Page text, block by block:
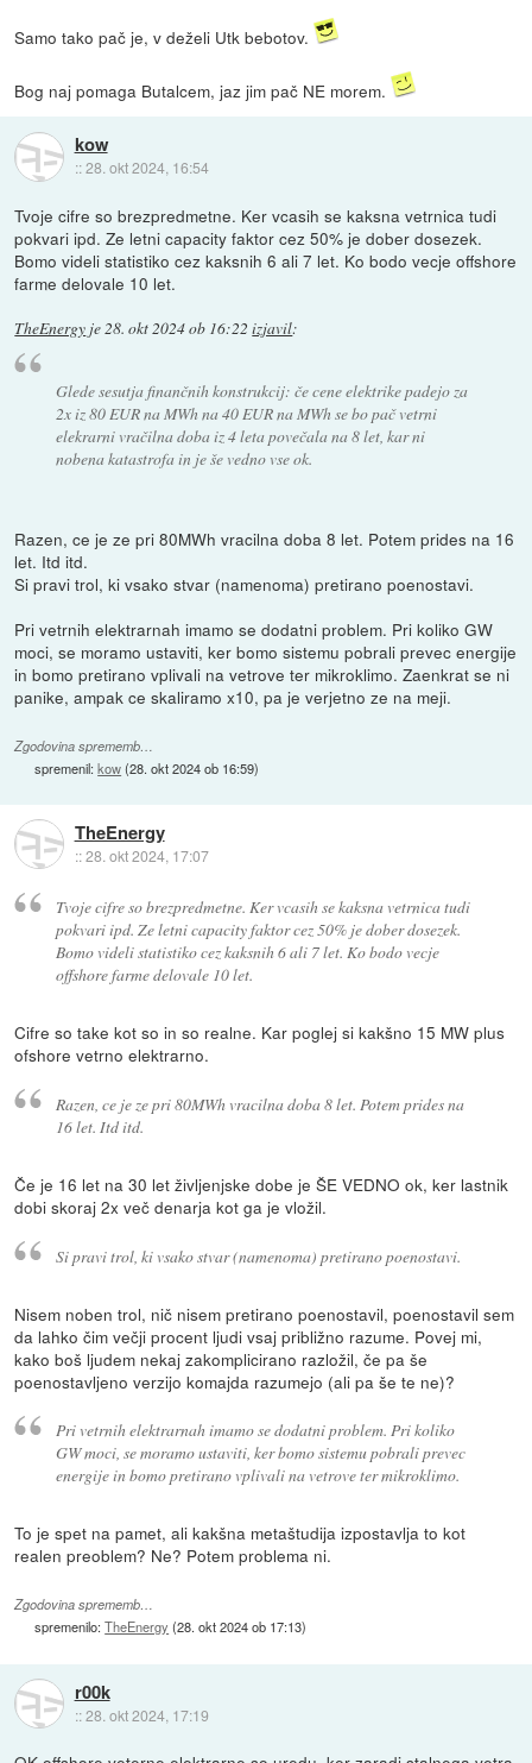
Samo tako pač je, v deželi Utk bebotov.
Bog naj pomaga Butalcem, jaz jim pač NE morem.
kow
::28. okt 2024, 16:54
Tvoje cifre so brezpredmetne. Ker vcasih se kaksna vetrnica tudi
pokvari ipd. Ze letni capacity faktor cez 50% je dober dosezek.
Bomo videli statistiko cez kaksnih 6 ali 7 let. Ko bodo vecje offshore
farme delovale 10 let.
TheEnergy je28. okt 2024 ob 16:22 izjavil:
Glede sesutja finančnih konstrukcij: če cene elektrike padejo za
2x iz 80 EUR na MWh na 40 EUR na MWh se bo pač vetrni
elekrarni vračilna doba iz 4 leta povečala na 8 let, kar ni
nobena katastrofa in je še vedno vse ok.
Razen, ce je ze pri 80MWh vracilna doba 8 let. Potem prides na 16
let. Itd itd.
Si pravi trol, ki vsako stvar (namenoma) pretirano poenostavi.
Pri vetrnih elektrarnah imamo se dodatni problem. Pri koliko GW
moci, se moramo ustaviti, ker bomo sistemu pobrali prevec energije
in bomo pretirano vplivali na vetrove ter mikroklimo. Zaenkrat se ni
panike, ampak ce skaliramo x10, pa je verjetno ze na meji.
Zgodovina sprememb…
spremenil:kow(28. okt 2024 ob 16:59)
TheEnergy
::28. okt 2024, 17:07
Tvoje cifre so brezpredmetne. Ker vcasih se kaksna vetrnica tudi
pokvari ipd. Ze letni capacity faktor cez 50% je dober dosezek.
Bomo videli statistiko cez kaksnih 6 ali 7 let. Ko bodo vecje
offshore farme delovale 10 let.
Cifre so take kot so in so realne. Kar poglej si kakšno 15 MW plus
ofshore vetrno elektrarno.
Razen, ce je ze pri 80MWh vracilna doba 8 let. Potem prides na
16 let. Itd itd.
Če je 16 let na 30 let življenjske dobe je ŠE VEDNO ok, ker lastnik
dobi skoraj 2x več denarja kot ga je vložil.
Si pravi trol, ki vsako stvar (namenoma) pretirano poenostavi.
Nisem noben trol, nič nisem pretirano poenostavil, poenostavil sem
da lahko čim večji procent ljudi vsaj približno razume. Povej mi,
kako boš ljudem nekaj zakomplicirano razložil, če pa še
poenostavljeno verzijo komajda razumejo (ali pa še te ne)?
Pri vetrnih elektrarnah imamo se dodatni problem. Pri koliko
GW moci, se moramo ustaviti, ker bomo sistemu pobrali prevec
energije in bomo pretirano vplivali na vetrove ter mikroklimo.
To je spet na pamet, ali kakšna metaštudija izpostavlja to kot
realen preoblem? Ne? Potem problema ni.
Zgodovina sprememb…
spremenilo:TheEnergy (28. okt 2024 ob 17:13)
r00k
::28. okt 2024, 17:19